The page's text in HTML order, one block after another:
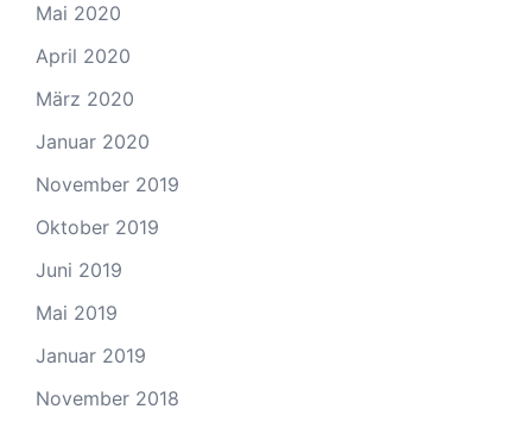
Mai 2020
April 2020
März 2020
Januar 2020
November 2019
Oktober 2019
Juni 2019
Mai 2019
Januar 2019
November 2018